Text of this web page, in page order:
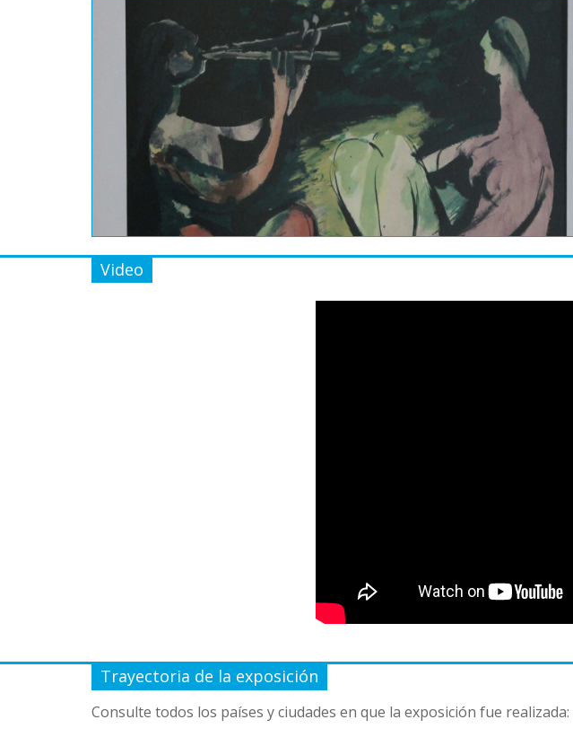
Video
Trayectoria de la exposición
Consulte todos los países y ciudades en que la exposición fue realizada: